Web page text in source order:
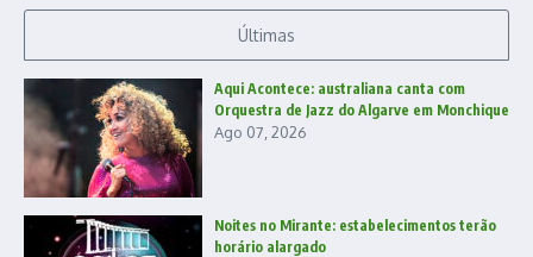
Últimas
Aqui Acontece: australiana canta com
Orquestra de Jazz do Algarve em Monchique
Ago 07, 2026
Noites no Mirante: estabelecimentos terão
horário alargado